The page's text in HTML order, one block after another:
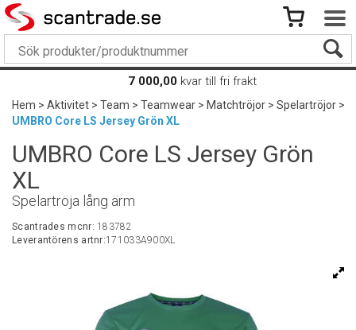
7 000,00 kvar till fri frakt
Hem>Aktivitet>Team>Teamwear>Matchtröjor>Spelartröjor>
UMBRO Core LS Jersey Grön XL
UMBRO Core LS Jersey Grön
XL
Spelartröja lång ärm
Scantrades mcnr:183782
Leverantörens artnr:171033A900XL